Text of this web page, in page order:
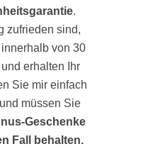
.
zufrieden sind,
von 30
erhalten Ihr
Sie mir einfach
müssen Sie
Geschenke
Fall behalten.